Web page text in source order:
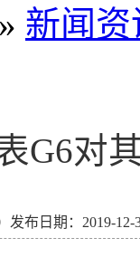
» 新闻资
G6对
发布日期：2019-12-